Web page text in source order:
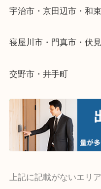
当店ではそういった
そんなときはお気軽
・よく伺う出張買取